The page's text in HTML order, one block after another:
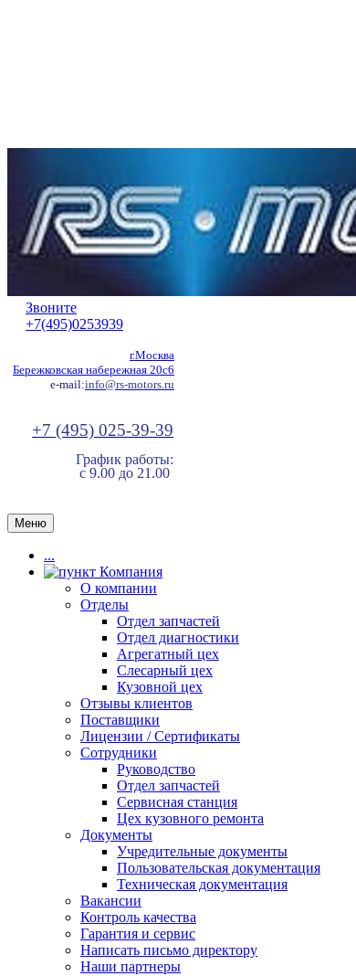
Звоните
+7(495)0253939
г.Москва
Бережковская набережная 20с6
e-mail:info@rs-motors.ru
+7 (495) 025-39-39
График работы:
с 9.00 до 21.00
Меню
...
Компания
О компании
Отделы
Отдел запчастей
Отдел диагностики
Агрегатный цех
Слесарный цех
Кузовной цех
Отзывы клиентов
Поставщики
Лицензии / Сертификаты
Сотрудники
Руководство
Отдел запчастей
Сервисная станция
Цех кузовного ремонта
Документы
Учредительные документы
Пользовательская документация
Техническая документация
Вакансии
Контроль качества
Гарантия и сервис
Написать письмо директору
Наши партнеры